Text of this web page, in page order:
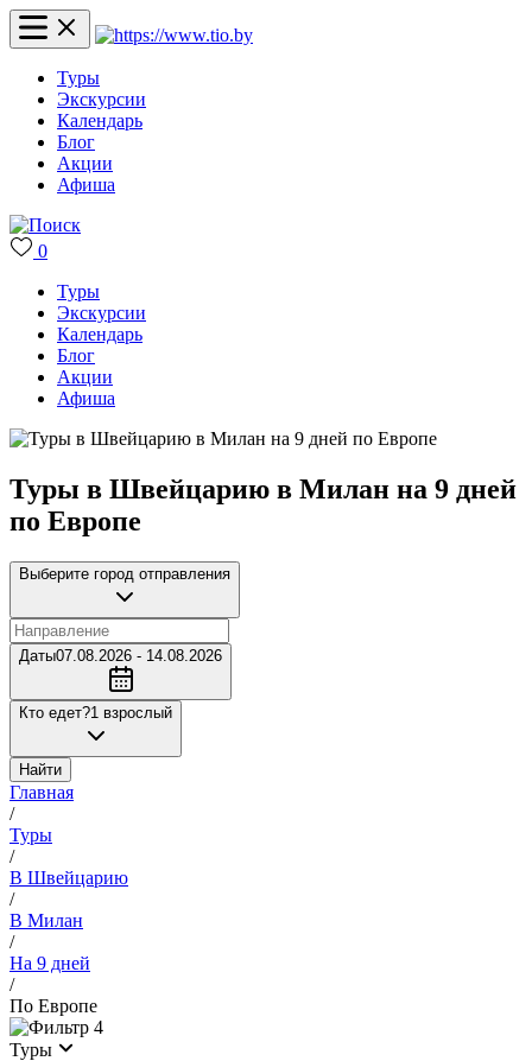
Туры
Экскурсии
Календарь
Блог
Акции
Афиша
0
Туры
Экскурсии
Календарь
Блог
Акции
Афиша
Туры в Швейцарию в Милан на 9 дней
по Европе
Выберите город отправления
Даты07.08.2026 - 14.08.2026
Кто едет?1 взрослый
Найти
Главная
/
Туры
/
В Швейцарию
/
В Милан
/
На 9 дней
/
По Европе
4
Туры